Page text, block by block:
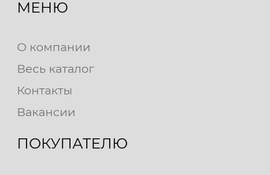
МЕНЮ
О компании
Весь каталог
Контакты
Вакансии
ПОКУПАТЕЛЮ